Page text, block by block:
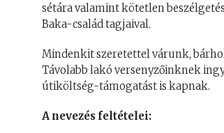
sétára valamint kötetlen
Baka-család tagjaival.
Mindenkit szeretettel várunk,
Távolabb lakó versenyzőinknek
útiköltség-támogatást is kapnak.
A nevezés feltételei: